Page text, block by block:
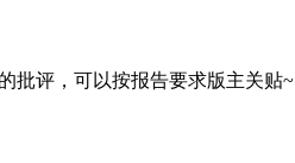
批评，可以按报告要求版主关贴~